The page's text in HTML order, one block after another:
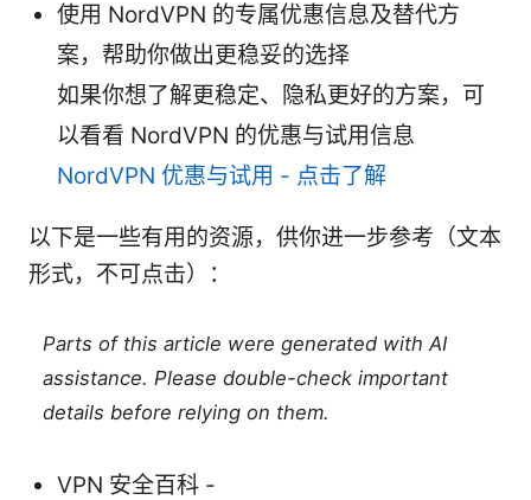
使用 NordVPN 的专属优惠信息及替代方
案，帮助你做出更稳妥的选择
如果你想了解更稳定、隐私更好的方案，可
以看看 NordVPN 的优惠与试用信息
NordVPN 优惠与试用 - 点击了解
以下是一些有用的资源，供你进一步参考（文本
形式，不可点击）：
Parts of this article were generated with AI
assistance. Please double-check important
details before relying on them.
VPN 安全百科 -